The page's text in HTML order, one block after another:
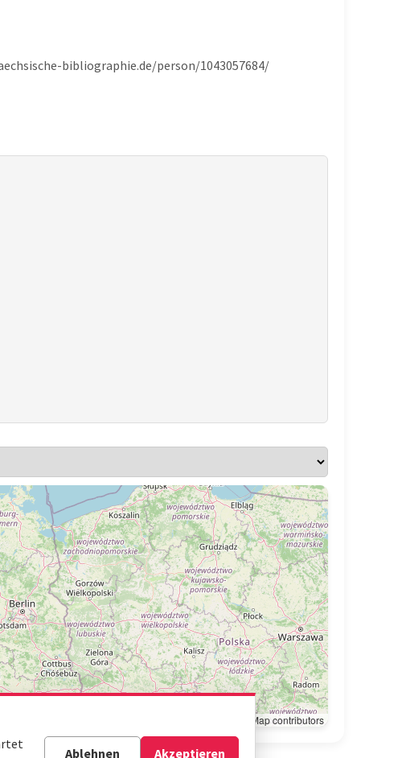
bibliographie.de/person/1043057684/
© OpenStreetMap contributors
Ablehnen Akzeptieren